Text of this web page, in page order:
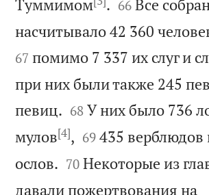
Туммимом
. 66 Все
насчитывало 42 360
67 помимо 7 337 их слуг и
при них были также 245
певиц. 

68 У них было 736
мулов[4], 

69 435 верблюдов
ослов. 

70 Некоторые из
давали пожертвования на